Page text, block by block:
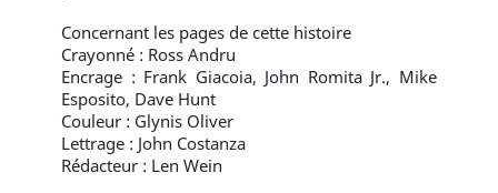
Concernant les pages de cette histoire
Crayonné : Ross Andru
Encrage : Frank Giacoia, John Romita Jr., Mike
Esposito, Dave Hunt
Couleur : Glynis Oliver
Lettrage : John Costanza
Rédacteur : Len Wein